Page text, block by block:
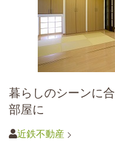
暮らしのシーンに
部屋に
近鉄不動産